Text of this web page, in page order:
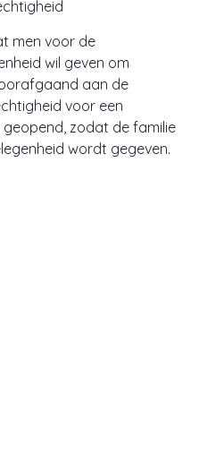
men voor de
wil geven om
aan de
voor een
zodat de familie
wordt gegeven.